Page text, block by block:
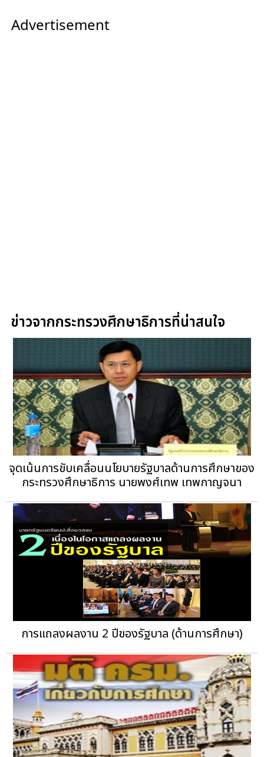
Advertisement
ข่าวจากกระทรวงศึกษาธิการที่น่าสนใจ
จุดเน้นการขับเคลื่อนนโยบายรัฐบาลด้านการศึกษาของ
กระทรวงศึกษาธิการ นายพงศ์เทพ เทพกาญจนา
การแถลงผลงาน 2 ปีของรัฐบาล (ด้านการศึกษา)